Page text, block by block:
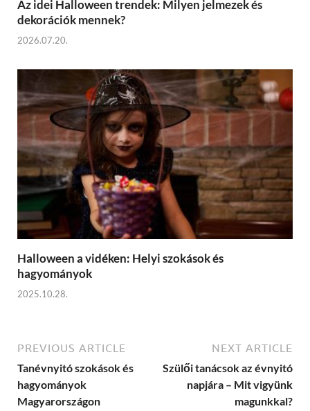
Az idei Halloween trendek: Milyen jelmezek és
dekorációk mennek?
2026.07.20.
Halloween a vidéken: Helyi szokások és
hagyományok
2025.10.28.
PREVIOUS ARTICLE
Tanévnyitó szokások és
hagyományok
Magyarországon
NEXT ARTICLE
Szülői tanácsok az évnyitó
napjára – Mit vigyünk
magunkkal?